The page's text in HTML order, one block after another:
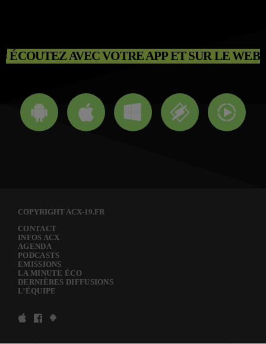
ÉCOUTEZ AVEC VOTRE APP ET SUR LE WEB
COPYRIGHT ACX-19.FR
CONTACT
INFOS ACX
AGENDA
PODCASTS
EMISSIONS
LA MINUTE ÉCO
DERNIÈRES DIFFUSIONS
L’ÉQUIPE